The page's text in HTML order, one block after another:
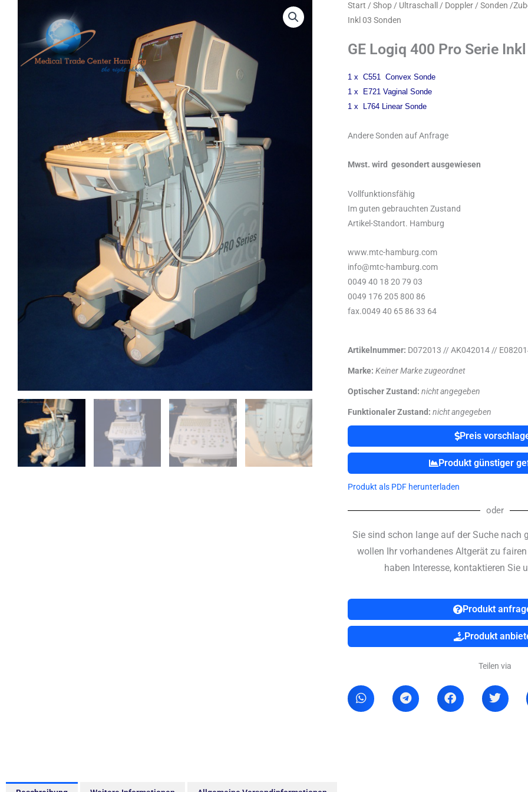
Start / Shop / Ultraschall / Doppler / Sonden /
Inkl 03 Sonden
GE Logiq 400 Pro Serie
1 x C551 Convex Sonde
1 x E721 Vaginal Sonde
1 x L764 Linear Sonde
Andere Sonden auf Anfrage
Mwst. wird gesondert ausgewiesen
Vollfunktionsfähig
Im guten gebrauchten Zustand
Artikel-Standort. Hamburg
www.mtc-hamburg.com
info@mtc-hamburg.com
0049 40 18 20 79 03
0049 176 205 800 86
fax.0049 40 65 86 33 64
Artikelnummer: D072013 // AK042014 //
Marke: Keiner Marke zugeordnet
Optischer Zustand: nicht angegeben
Funktionaler Zustand: nicht angegeben
Preis
Produkt günstiger
Produkt als PDF herunterladen
oder
Sie sind schon lange auf der Suche nach
wollen Ihr vorhandenes Altgerät zu
haben Interesse, kontaktieren Sie
Produkt
Produkt
Teilen via